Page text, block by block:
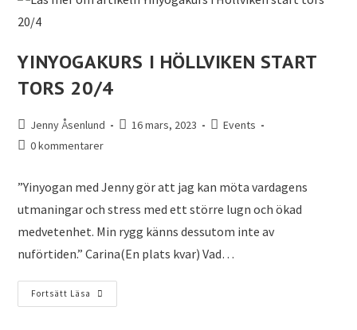
YINYOGAKURS I HÖLLVIKEN START
TORS 20/4
Jenny Åsenlund 16 mars, 2023
Events
0 kommentarer
”Yinyogan med Jenny gör att jag kan möta vardagens
utmaningar och stress med ett större lugn och ökad
medvetenhet. Min rygg känns dessutom inte av
nuförtiden.” Carina(En plats kvar) Vad…
Fortsätt Läsa